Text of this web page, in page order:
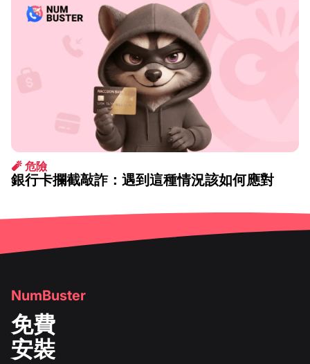
🧨 危險
銀行卡攔截敲詐：遇到這種情況該如何應對
NumBuster
免費
安裝